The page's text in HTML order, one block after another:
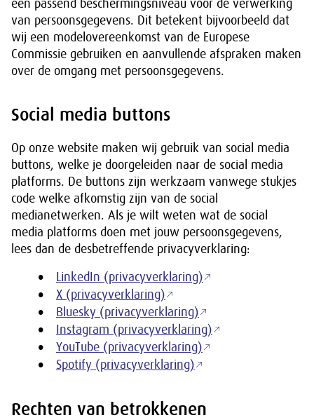
een passend beschermingsniveau voor de verwerking
van persoonsgegevens. Dit betekent bijvoorbeeld dat
wij een modelovereenkomst van de Europese
Commissie gebruiken en aanvullende afspraken maken
over de omgang met persoonsgegevens.
Social media buttons
Op onze website maken wij gebruik van social media
buttons, welke je doorgeleiden naar de social media
platforms. De buttons zijn werkzaam vanwege stukjes
code welke afkomstig zijn van de social
medianetwerken. Als je wilt weten wat de social
media platforms doen met jouw persoonsgegevens,
lees dan de desbetreffende privacyverklaring:
LinkedIn (privacyverklaring)
X (privacyverklaring)
Bluesky (privacyverklaring)
Instagram (privacyverklaring)
YouTube (privacyverklaring)
Spotify (privacyverklaring)
Rechten van betrokkenen